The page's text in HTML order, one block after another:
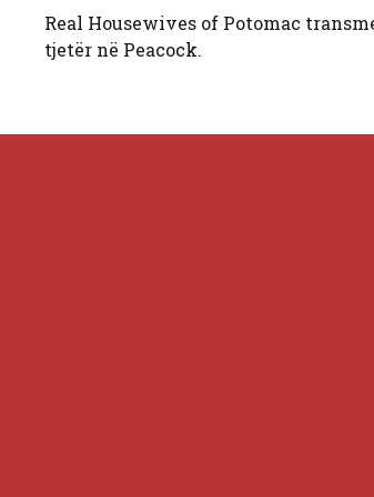
Real Housewives of Potomac
tjetër në Peacock.